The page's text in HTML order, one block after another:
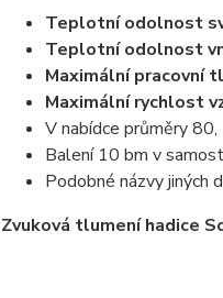
Teplotní odolnost
Teplotní odolnost
Maximální pracovní
Maximální rychlost
V nabídce průměry
Balení 10 bm v
Podobné názvy jiných
Zvuková tlumení hadice